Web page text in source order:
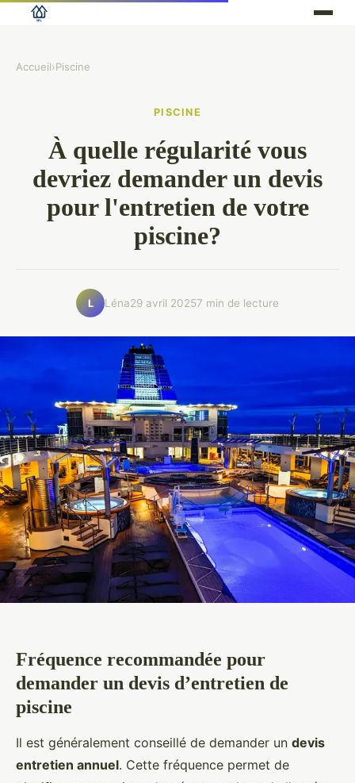
Accueil›Piscine
PISCINE
À quelle régularité vous
devriez demander un devis
pour l'entretien de votre
piscine?
L Léna29 avril 20257 min de lecture
Fréquence recommandée pour
demander un devis d’entretien de
piscine
Il est généralement conseillé de demander un devis
entretien annuel. Cette fréquence permet de